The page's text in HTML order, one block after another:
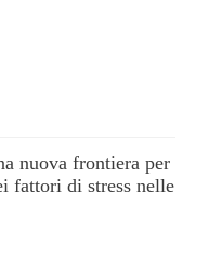
nuova frontiera per
fattori di stress nelle